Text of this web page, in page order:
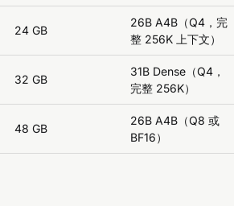
24 GB
26B A4B（Q4，完
整 256K 上下文）
32 GB
31B Dense（Q4，
完整 256K）
48 GB
26B A4B（Q8 或
BF16）